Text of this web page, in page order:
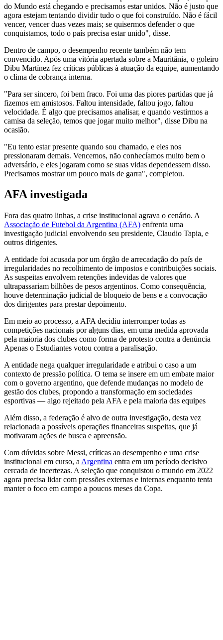
do Mundo está chegando e precisamos estar unidos. Não é justo que
agora estejam tentando dividir tudo o que foi construído. Não é fácil
vencer, vencer duas vezes mais; se quisermos defender o que
conquistamos, todo o país precisa estar unido", disse.
Dentro de campo, o desempenho recente também não tem
convencido. Após uma vitória apertada sobre a Mauritânia, o goleiro
Dibu Martínez fez críticas públicas à atuação da equipe, aumentando
o clima de cobrança interna.
"Para ser sincero, foi bem fraco. Foi uma das piores partidas que já
fizemos em amistosos. Faltou intensidade, faltou jogo, faltou
velocidade. É algo que precisamos analisar, e quando vestirmos a
camisa da seleção, temos que jogar muito melhor", disse Dibu na
ocasião.
"Eu tento estar presente quando sou chamado, e eles nos
pressionaram demais. Vencemos, não conhecíamos muito bem o
adversário, e eles jogaram como se suas vidas dependessem disso.
Precisamos mostrar um pouco mais de garra", completou.
AFA investigada
Fora das quatro linhas, a crise institucional agrava o cenário. A
Associação de Futebol da Argentina (AFA) enfrenta uma
investigação judicial envolvendo seu presidente, Claudio Tapia, e
outros dirigentes.
A entidade foi acusada por um órgão de arrecadação do país de
irregularidades no recolhimento de impostos e contribuições sociais.
As suspeitas envolvem retenções indevidas de valores que
ultrapassariam bilhões de pesos argentinos. Como consequência,
houve determinação judicial de bloqueio de bens e a convocação
dos dirigentes para prestar depoimento.
Em meio ao processo, a AFA decidiu interromper todas as
competições nacionais por alguns dias, em uma medida aprovada
pela maioria dos clubes como forma de protesto contra a denúncia
Apenas o Estudiantes votou contra a paralisação.
A entidade nega qualquer irregularidade e atribui o caso a um
contexto de pressão política. O tema se insere em um embate maior
com o governo argentino, que defende mudanças no modelo de
gestão dos clubes, propondo a transformação em sociedades
esportivas — algo rejeitado pela AFA e pela maioria das equipes
Além disso, a federação é alvo de outra investigação, desta vez
relacionada a possíveis operações financeiras suspeitas, que já
motivaram ações de busca e apreensão.
Com dúvidas sobre Messi, críticas ao desempenho e uma crise
institucional em curso, a Argentina entra em um período decisivo
cercada de incertezas. A seleção que conquistou o mundo em 2022
agora precisa lidar com pressões externas e internas enquanto tenta
manter o foco em campo a poucos meses da Copa.